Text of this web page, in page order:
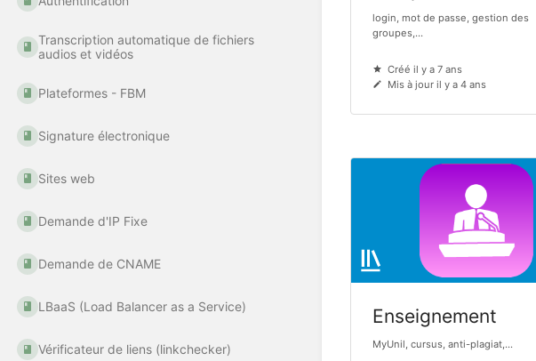
Transcription automatique de fichiers
audios et vidéos
Plateformes - FBM
Signature électronique
Sites web
Demande d'IP Fixe
Demande de CNAME
LBaaS (Load Balancer as a Service)
Vérificateur de liens (linkchecker)
login, mot de passe, gestion des
groupes,...
Créé il y a 7 ans
Mis à jour il y a 4 ans
Enseignement
MyUnil, cursus, anti-plagiat,...